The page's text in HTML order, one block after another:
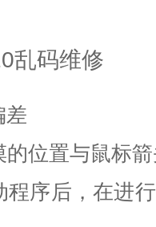
差
的位置与鼠标
程序后，在进